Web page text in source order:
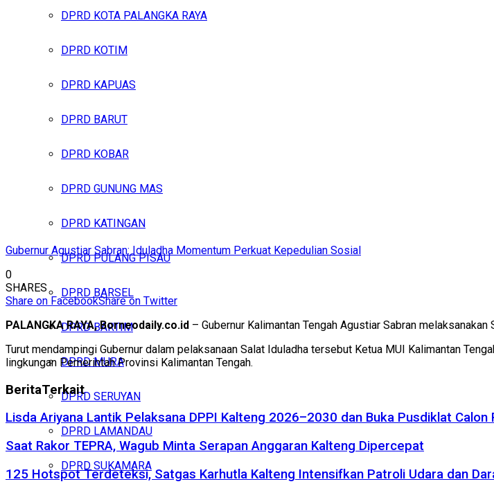
DPRD KOTA PALANGKA RAYA
DPRD KOTIM
DPRD KAPUAS
DPRD BARUT
DPRD KOBAR
DPRD GUNUNG MAS
DPRD KATINGAN
DPRD PULANG PISAU
DPRD BARSEL
DPRD BARTIM
DPRD MURA
DPRD SERUYAN
DPRD LAMANDAU
DPRD SUKAMARA
Gubernur Agustiar Sabran: Iduladha Momentum Perkuat Kepedulian Sosial
0
SHARES
Share on FacebookShare on Twitter
PALANGKA RAYA, Borneodaily.co.id – Gubernur Kalimantan Tengah Agustiar Sabran
Turut mendampingi Gubernur dalam pelaksanaan Salat Iduladha tersebut Ketua MUI Kalimantan
lingkungan Pemerintah Provinsi Kalimantan Tengah.
BeritaTerkait
Lisda Ariyana Lantik Pelaksana DPPI Kalteng 2026–2030 dan Buka Pusdiklat Calon
Saat Rakor TEPRA, Wagub Minta Serapan Anggaran Kalteng Dipercepat
125 Hotspot Terdeteksi, Satgas Karhutla Kalteng Intensifkan Patroli Udara dan